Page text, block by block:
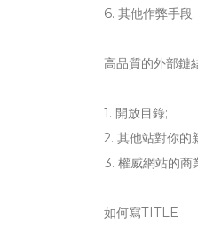
6. 其他作弊手段;
高品質的外部鏈
1. 開放目錄;
2. 其他站對你的
3. 權威網站的商
如何寫TITLE